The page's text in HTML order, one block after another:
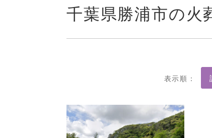
千葉県勝浦市の火
表示順：